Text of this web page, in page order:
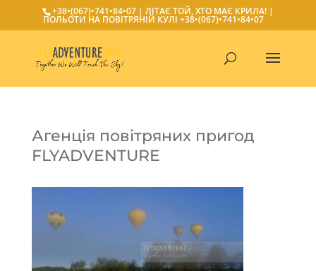
+38•(067)•741•84•07| ЛІТАЄ ТОЙ, ХТО МАЄ КРИЛА! |
ПОЛЬОТИ НА ПОВІТРЯНІЙ КУЛІ +38•(067)•741•84•07
Агенція повітряних пригод
FLYADVENTURE